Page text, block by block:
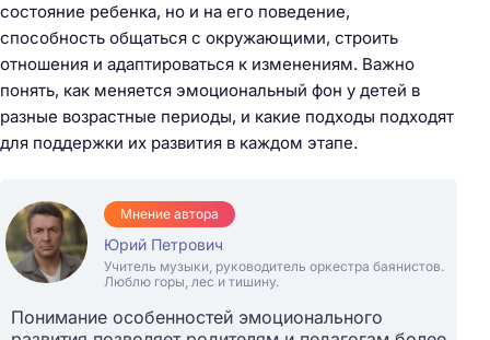
состояние ребенка, но и на его поведение,
способность общаться с окружающими, строить
отношения и адаптироваться к изменениям. Важно
понять, как меняется эмоциональный фон у детей в
разные возрастные периоды, и какие подходы подходят
для поддержки их развития в каждом этапе.
Мнение автора
Юрий Петрович
Учитель музыки, руководитель оркестра баянистов.
Люблю горы, лес и тишину.
Понимание особенностей эмоционального